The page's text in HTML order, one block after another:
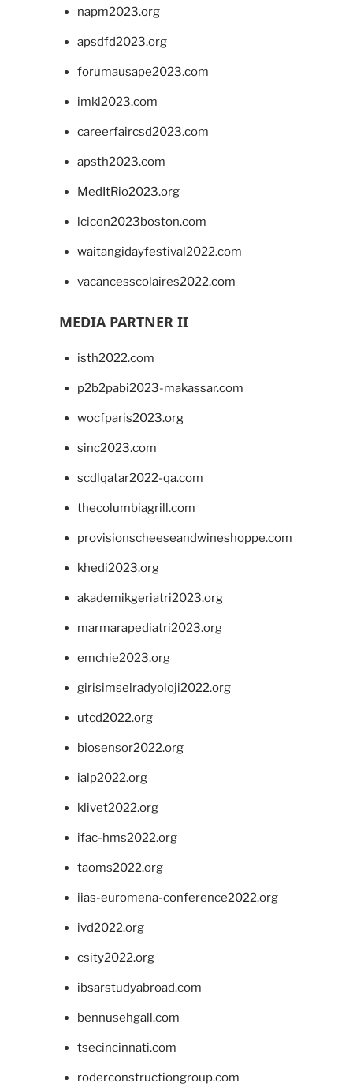
napm2023.org
apsdfd2023.org
forumausape2023.com
imkl2023.com
careerfaircsd2023.com
apsth2023.com
MedItRio2023.org
lcicon2023boston.com
waitangidayfestival2022.com
vacancesscolaires2022.com
MEDIA PARTNER II
isth2022.com
p2b2pabi2023-makassar.com
wocfparis2023.org
sinc2023.com
scdlqatar2022-qa.com
thecolumbiagrill.com
provisionscheeseandwineshoppe.com
khedi2023.org
akademikgeriatri2023.org
marmarapediatri2023.org
emchie2023.org
girisimselradyoloji2022.org
utcd2022.org
biosensor2022.org
ialp2022.org
klivet2022.org
ifac-hms2022.org
taoms2022.org
iias-euromena-conference2022.org
ivd2022.org
csity2022.org
ibsarstudyabroad.com
bennusehgall.com
tsecincinnati.com
roderconstructiongroup.com